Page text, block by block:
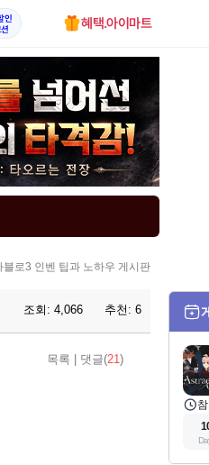
인
혜택.아이마트
블로3 인벤 팁과 노하우 게시판
조회: 4,066 추천: 6
목록 댓글(21)